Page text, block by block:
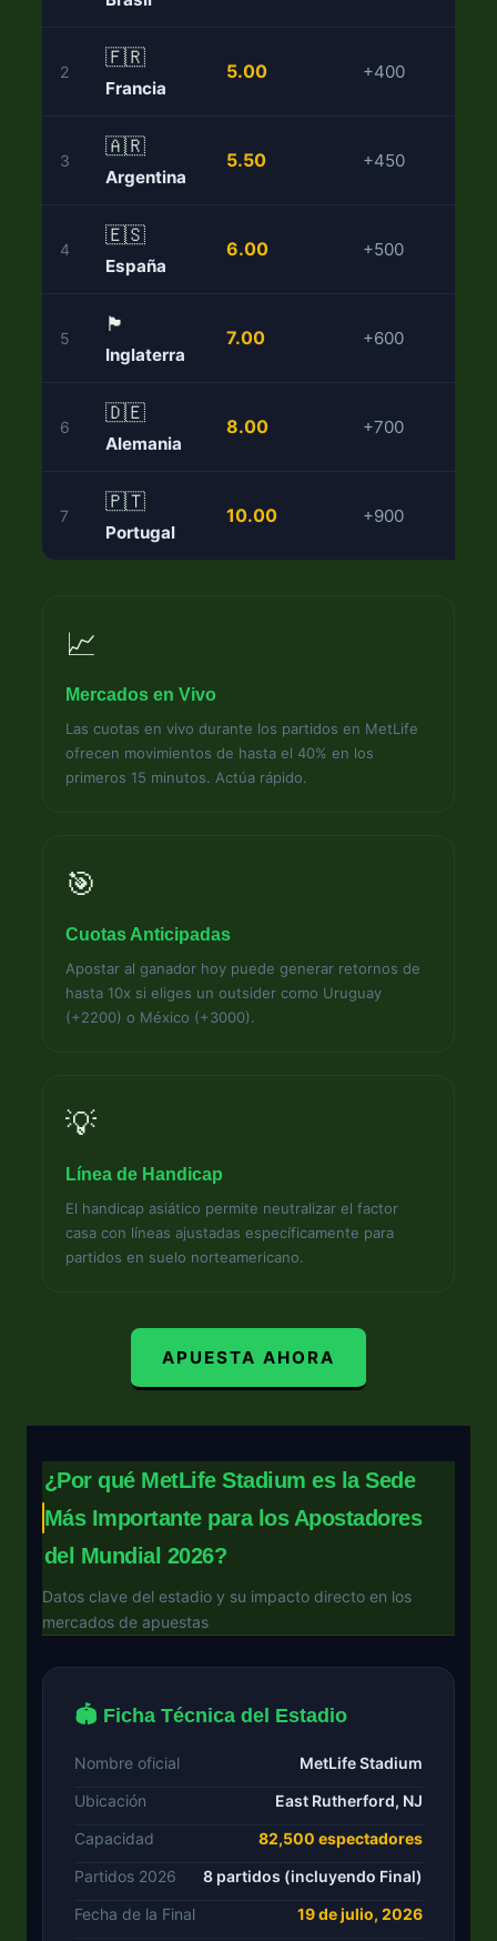
2
🇫🇷
Francia
5.00 +400
3
🇦🇷
Argentina
5.50 +450
4
🇪🇸
España
6.00 +500
5
🏴󠁧󠁢󠁥󠁮󠁧󠁿
Inglaterra
7.00 +600
6
🇩🇪
Alemania
8.00 +700
7
🇵🇹
Portugal
10.00 +900
📈
Mercados en Vivo
Las cuotas en vivo durante los partidos en MetLife
ofrecen movimientos de hasta el 40% en los
primeros 15 minutos. Actúa rápido.
🎯
Cuotas Anticipadas
Apostar al ganador hoy puede generar retornos de
hasta 10x si eliges un outsider como Uruguay
(+2200) o México (+3000).
💡
Línea de Handicap
El handicap asiático permite neutralizar el factor
casa con líneas ajustadas específicamente para
partidos en suelo norteamericano.
APUESTA AHORA
¿Por qué MetLife Stadium es la Sede
Más Importante para los Apostadores
del Mundial 2026?
Datos clave del estadio y su impacto directo en los
mercados de apuestas
🏟️ Ficha Técnica del Estadio
Nombre oficial
MetLife Stadium
Ubicación
East Rutherford, NJ
Capacidad
82,500 espectadores
Partidos 2026
8 partidos (incluyendo Final)
Fecha de la Final
19 de julio, 2026